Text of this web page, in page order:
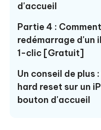
d'accueil
Partie 4 :
redémarrage d'un
1-clic [Gratuit]
Un conseil de plus
hard reset sur un
bouton d'accueil